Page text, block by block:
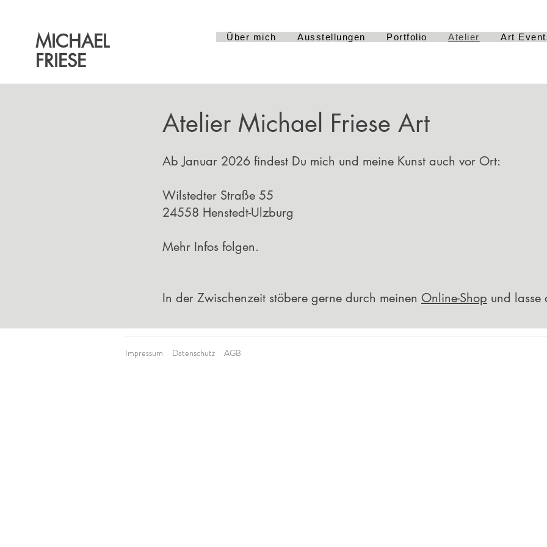
MICHAEL
FRIESE
Über mich Ausstellungen Portfolio Atelier Art
Atelier Michael Friese Art
Ab Januar 2026 findest Du mich und meine Kunst auch vor Ort:
Wilstedter Straße 55
24558 Henstedt-Ulzburg
Mehr Infos folgen.
In der Zwischenzeit stöbere gerne durch meinen Online-Shop und lasse
Impressum Datenschutz AGB